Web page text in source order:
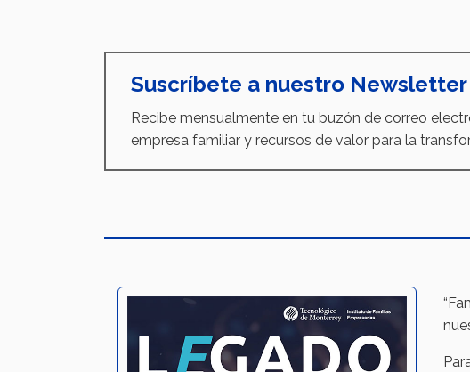
Suscríbete a nuestro Newsletter
Recibe mensualmente en tu buzón de correo
empresa familiar y recursos de valor para la